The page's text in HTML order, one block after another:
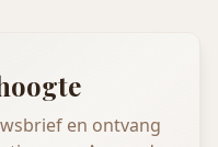
en ontvang